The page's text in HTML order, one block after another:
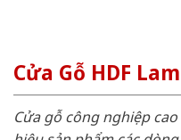
Cửa Gỗ HDF
Cửa gỗ công nghiệp